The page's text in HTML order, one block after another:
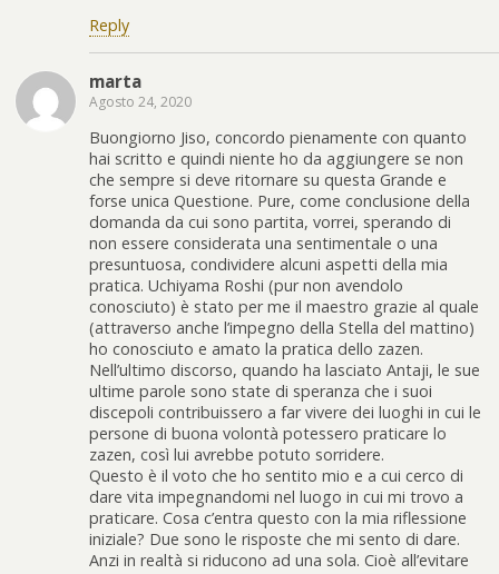
Reply
marta
Agosto 24, 2020
Buongiorno Jiso, concordo pienamente con quanto
hai scritto e quindi niente ho da aggiungere se non
che sempre si deve ritornare su questa Grande e
forse unica Questione. Pure, come conclusione della
domanda da cui sono partita, vorrei, sperando di
non essere considerata una sentimentale o una
presuntuosa, condividere alcuni aspetti della mia
pratica. Uchiyama Roshi (pur non avendolo
conosciuto) è stato per me il maestro grazie al quale
(attraverso anche l’impegno della Stella del mattino)
ho conosciuto e amato la pratica dello zazen.
Nell’ultimo discorso, quando ha lasciato Antaji, le sue
ultime parole sono state di speranza che i suoi
discepoli contribuissero a far vivere dei luoghi in cui le
persone di buona volontà potessero praticare lo
zazen, così lui avrebbe potuto sorridere.
Questo è il voto che ho sentito mio e a cui cerco di
dare vita impegnandomi nel luogo in cui mi trovo a
praticare. Cosa c’entra questo con la mia riflessione
iniziale? Due sono le risposte che mi sento di dare.
Anzi in realtà si riducono ad una sola. Cioè all’evitare